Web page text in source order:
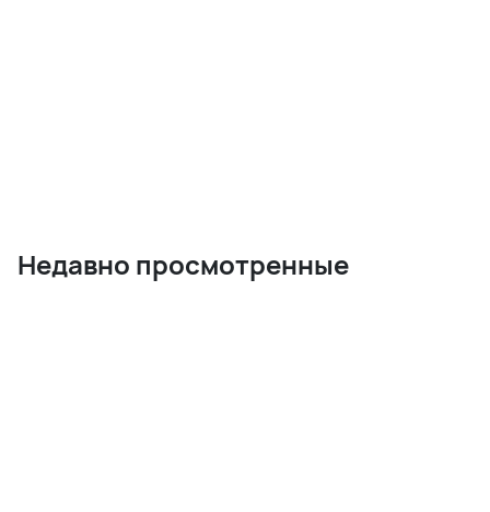
Недавно просмотренные